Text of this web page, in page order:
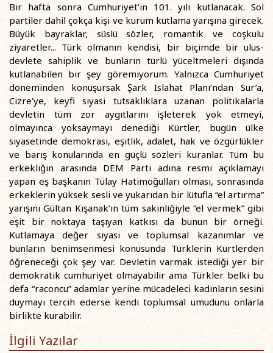
Bir hafta sonra Cumhuriyet’in 101. yılı kutlanacak. Sol
partiler dahil çokça kişi ve kurum kutlama yarışına girecek.
Büyük bayraklar, süslü sözler, romantik ve coşkulu
ziyaretler... Türk olmanın kendisi, bir biçimde bir ulus-
devlete sahiplik ve bunların türlü yüceltmeleri dışında
kutlanabilen bir şey göremiyorum. Yalnızca Cumhuriyet
döneminden konuşursak Şark Islahat Planı’ndan Sur’a,
Cizre’ye, keyfi siyasi tutsaklıklara uzanan politikalarla
devletin tüm zor aygıtlarını işleterek yok etmeyi,
olmayınca yoksaymayı denediği Kürtler, bugün ülke
siyasetinde demokrasi, eşitlik, adalet, hak ve özgürlükler
ve barış konularında en güçlü sözleri kuranlar. Tüm bu
erkekliğin arasında DEM Parti adına resmi açıklamayı
yapan eş başkanın Tülay Hatimoğulları olması, sonrasında
erkeklerin yüksek sesli ve yukarıdan bir lütufla “el artırma”
yarışını Gültan Kışanak’ın tüm sakinliğiyle “el vermek” gibi
eşit bir noktaya taşıyan katkısı da bunun bir örneği.
Kutlamaya değer siyasi ve toplumsal kazanımlar ve
bunların benimsenmesi konusunda Türklerin Kürtlerden
öğreneceği çok şey var. Devletin varmak istediği yer bir
demokratik cumhuriyet olmayabilir ama Türkler belki bu
defa “raconcu” adamlar yerine mücadeleci kadınların sesini
duymayı tercih ederse kendi toplumsal umudunu onlarla
birlikte kurabilir.
İlgili Yazılar